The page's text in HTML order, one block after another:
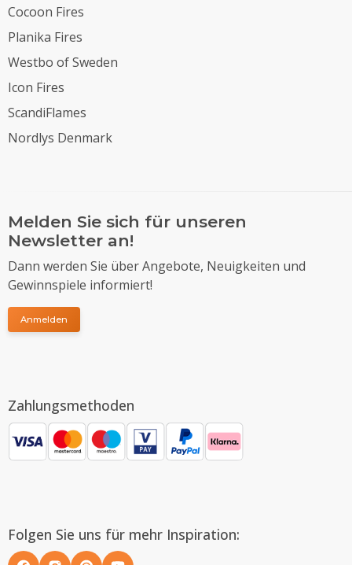
Cocoon Fires
Planika Fires
Westbo of Sweden
Icon Fires
ScandiFlames
Nordlys Denmark
Melden Sie sich für unseren
Newsletter an!
Dann werden Sie über Angebote, Neuigkeiten und
Gewinnspiele informiert!
Anmelden
Zahlungsmethoden
Folgen Sie uns für mehr Inspiration: